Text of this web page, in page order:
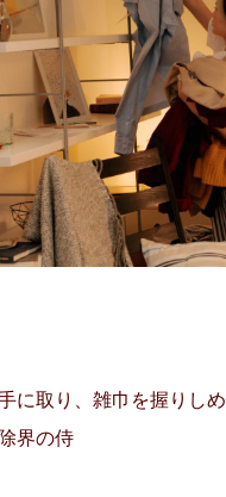
に取り、雑巾を握りしめ
界の侍